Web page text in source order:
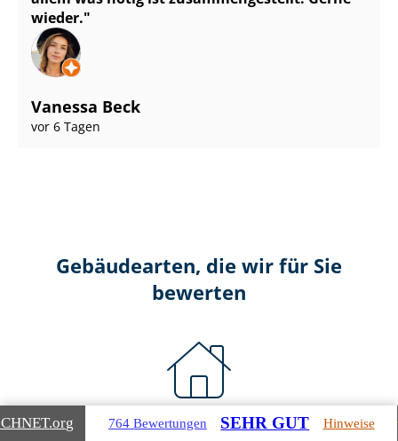
wieder.
Vanessa Beck
vor 6 Tagen
Gebäudearten, die wir für Sie
bewerten
Wohnimmobilien
.org 764 Bewertungen SEHR GUT Hinweise